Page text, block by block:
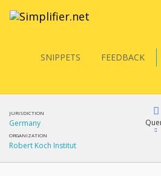
SNIPPETS FEEDBACK
JURISDICTION
Germany
ORGANIZATION
Robert Koch Institut